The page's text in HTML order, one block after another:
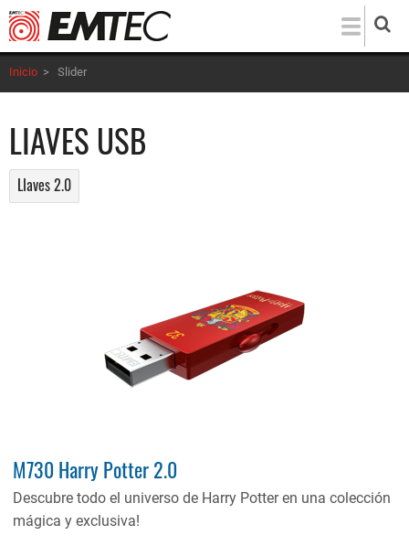
Pasar
al
contenido
principal
Inicio > Slider
LIAVES USB
LIaves 2.0
M730 Harry Potter 2.0
Descubre todo el universo de Harry Potter en una colección
mágica y exclusiva!